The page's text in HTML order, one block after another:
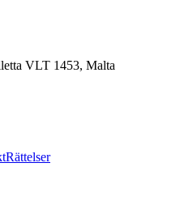
VLT 1453, Malta
Rättelser